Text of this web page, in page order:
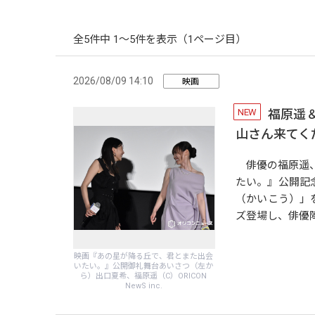
全5件中 1〜5件を表示（1ページ目）
2026/08/09 14:10 映画
映画『あの星が降る丘で、君とまた出会
いたい。』公開御礼舞台あいさつ（左か
ら）出口夏希、福原遥（C）ORICON
NewS inc.
NEW
福原遥
山さん来て
俳優の福原遥
たい。』公開記
（かいこう）
ズ登場し、俳優